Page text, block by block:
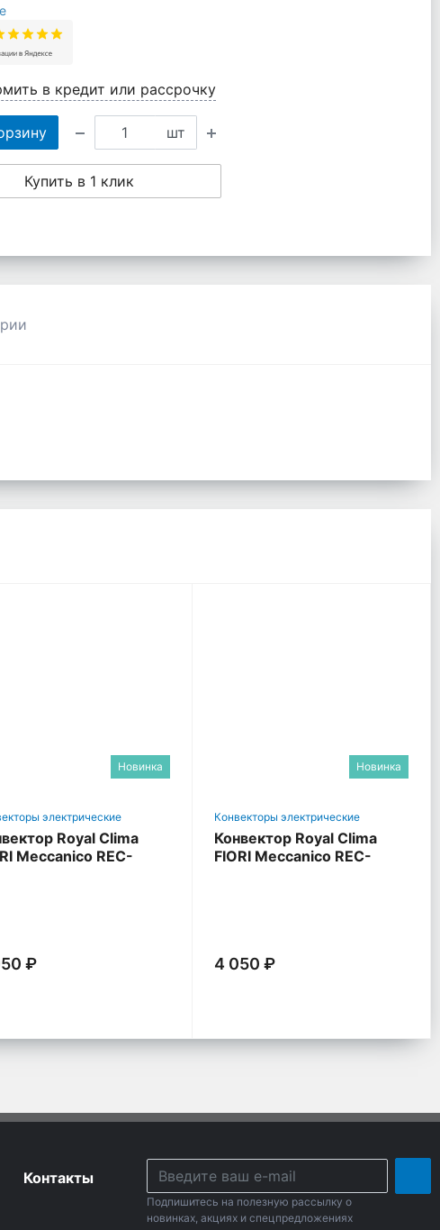
в кредит или рассрочку
шт
Купить в 1 клик
Новинка
электрические
Royal Clima
Meccanico REC-
₽
Новинка
Конвекторы электрические
Конвектор Royal Clima
FIORI Meccanico REC-
4 050 ₽
Контакты
Подпишитесь на полезную рассылку о
новинках, акциях и спецпредложениях